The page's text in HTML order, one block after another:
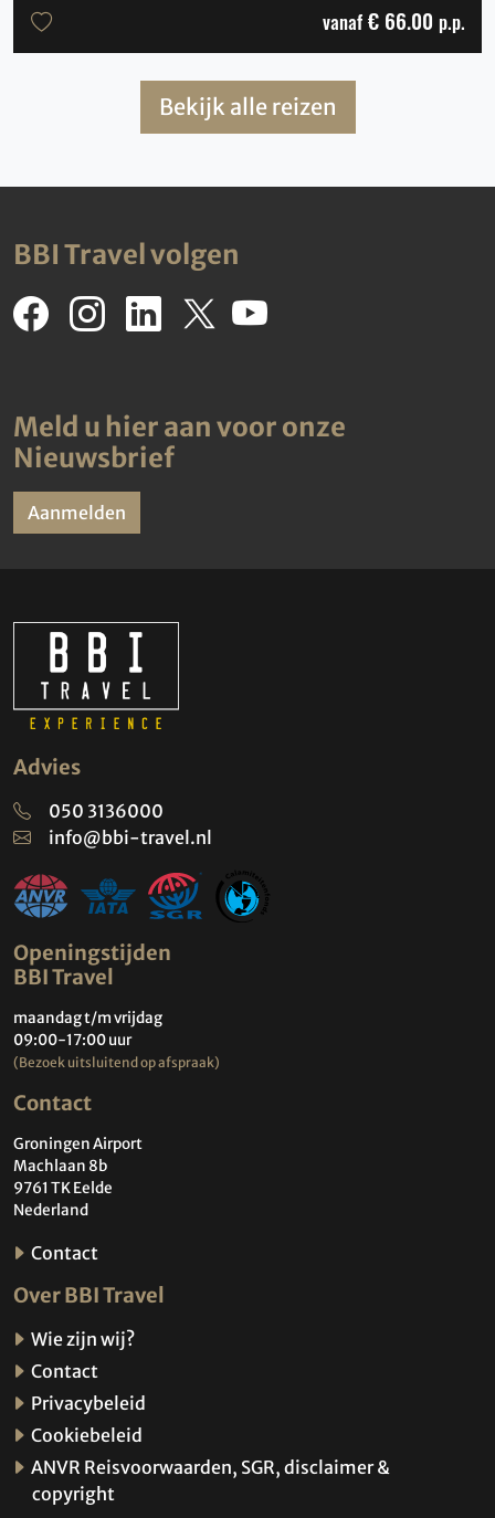
vanaf € 66.00 p.p.
Bekijk alle reizen
BBI Travel volgen
Meld u hier aan voor onze
Nieuwsbrief
Aanmelden
Advies
050 3136000
info@bbi-travel.nl
Openingstijden
BBI Travel
maandag t/m vrijdag
09:00-17:00 uur
(Bezoek uitsluitend op afspraak)
Contact
Groningen Airport
Machlaan 8b
9761 TK Eelde
Nederland
Contact
Over BBI Travel
Wie zijn wij?
Contact
Privacybeleid
Cookiebeleid
ANVR Reisvoorwaarden, SGR, disclaimer &
copyright